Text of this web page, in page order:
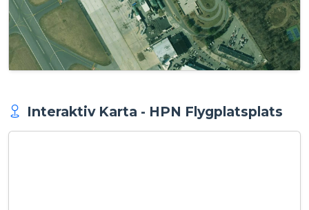
Interaktiv Karta - HPN Flygplatsplats